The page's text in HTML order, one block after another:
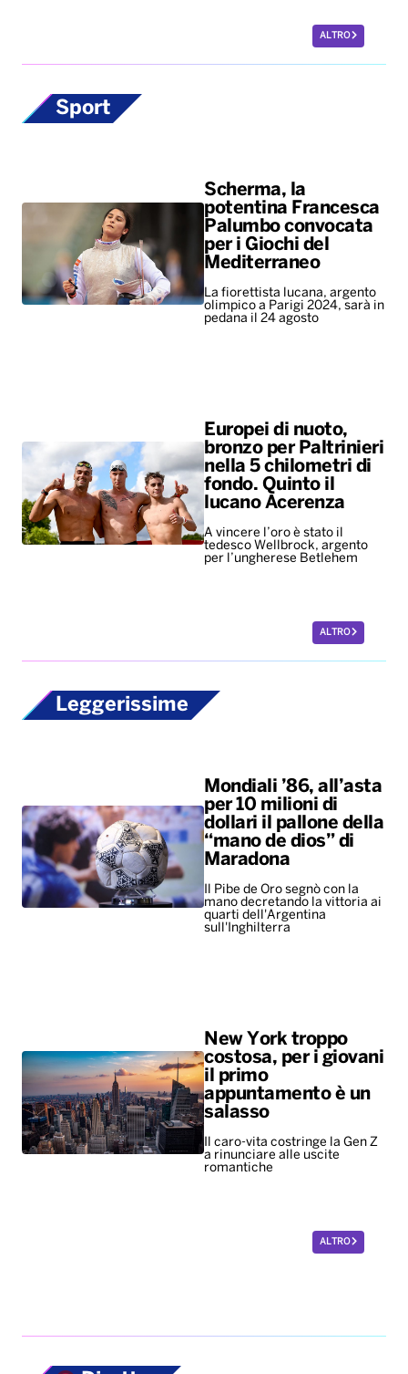
ALTRO
Sport
Scherma, la
potentina Francesca
Palumbo convocata
per i Giochi del
Mediterraneo
La fiorettista lucana, argento
olimpico a Parigi 2024, sarà in
pedana il 24 agosto
Europei di nuoto,
bronzo per Paltrinieri
nella 5 chilometri di
fondo. Quinto il
lucano Acerenza
A vincere l’oro è stato il
tedesco Wellbrock, argento
per l’ungherese Betlehem
ALTRO
Leggerissime
Mondiali ’86, all’asta
per 10 milioni di
dollari il pallone della
“mano de dios” di
Maradona
Il Pibe de Oro segnò con la
mano decretando la vittoria ai
quarti dell'Argentina
sull'Inghilterra
New York troppo
costosa, per i giovani
il primo
appuntamento è un
salasso
Il caro-vita costringe la Gen Z
a rinunciare alle uscite
romantiche
ALTRO